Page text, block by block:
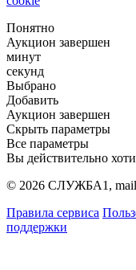
Понятно
Аукцион завершен
минут
секунд
Выбрано
Добавить
Аукцион завершен
Скрыть параметры
Все параметры
Вы действительно
© 2026 СЛУЖБА1, mail:
Правила сервиса
поддержки